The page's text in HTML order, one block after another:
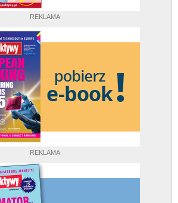
REKLAMA
REKLAMA